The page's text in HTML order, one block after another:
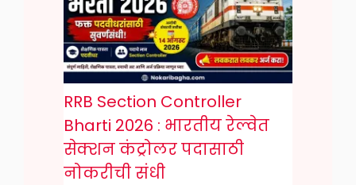
RRB Section Controller
Bharti 2026 : भारतीय रेल्वेत
सेक्शन कंट्रोलर पदासाठी
नोकरीची संधी